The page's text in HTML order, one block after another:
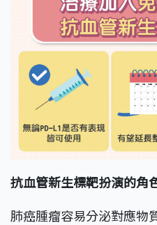
抗血管新生標靶扮演的角
肺癌腫瘤容易分泌對應物